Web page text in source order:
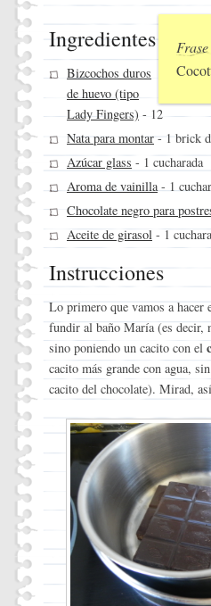
Ingredientes
Bizcochos duros
de huevo (tipo
Lady Fingers) - 12
Nata para montar - 1 brick
Azúcar glass - 1 cucharada
Aroma de vainilla- 1
Chocolate negro para
Aceite de girasol - 1
Instrucciones
Lo primero que vamos a hacer
fundir al baño María (es decir,
sino poniendo un cacito con el
cacito más grande con agua,
cacito del chocolate). Mirad,